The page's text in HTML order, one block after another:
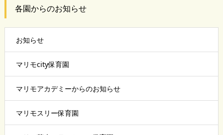
各園からのお知らせ
お知らせ
マリモcity保育園
マリモアカデミーからのお知らせ
マリモスリー保育園